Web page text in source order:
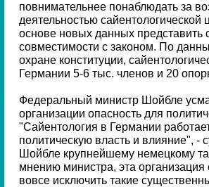
повнимательнее понаблюдать за
деятельностью
основе новых данных
совместимости с законом. По
охране конституции,
Германии 5-6 тыс. членов и 20
Федеральный министр Шойбле
организации опасность для
"Сайентология в Германии
политическую власть и влияние", -
Шойбле крупнейшему немецкому
мнению министра, эта организация
вовсе исключить такие